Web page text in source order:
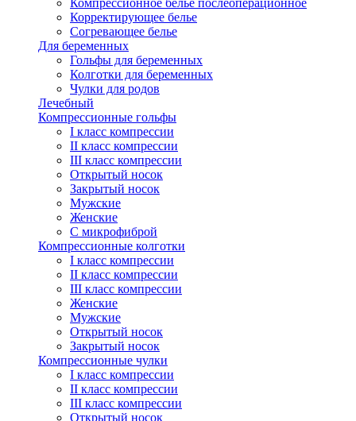
Компрессионное белье послеоперационное
Корректирующее белье
Согревающее белье
Для беременных
Гольфы для беременных
Колготки для беременных
Чулки для родов
Лечебный
Компрессионные гольфы
I класс компрессии
II класс компрессии
III класс компрессии
Открытый носок
Закрытый носок
Мужские
Женские
С микрофиброй
Компрессионные колготки
I класс компрессии
II класс компрессии
III класс компрессии
Женские
Мужские
Открытый носок
Закрытый носок
Компрессионные чулки
I класс компрессии
II класс компрессии
III класс компрессии
Открытый носок